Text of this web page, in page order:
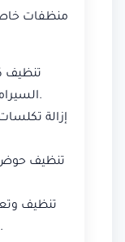
منظفات
تنظيف
السيراميك بالمستحضرات المناسبة.
إزالة
تنظيف حوض
تنظيف
والخارج، مع الغطاء والقاعدة.